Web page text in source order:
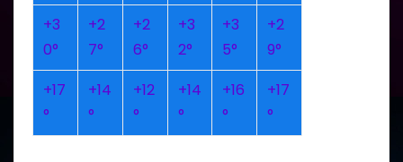
+3
0°
+2
7°
+2
6°
+3
2°
+3
5°
+2
9°
+17
°
+14
°
+12
°
+14
°
+16
°
+17
°